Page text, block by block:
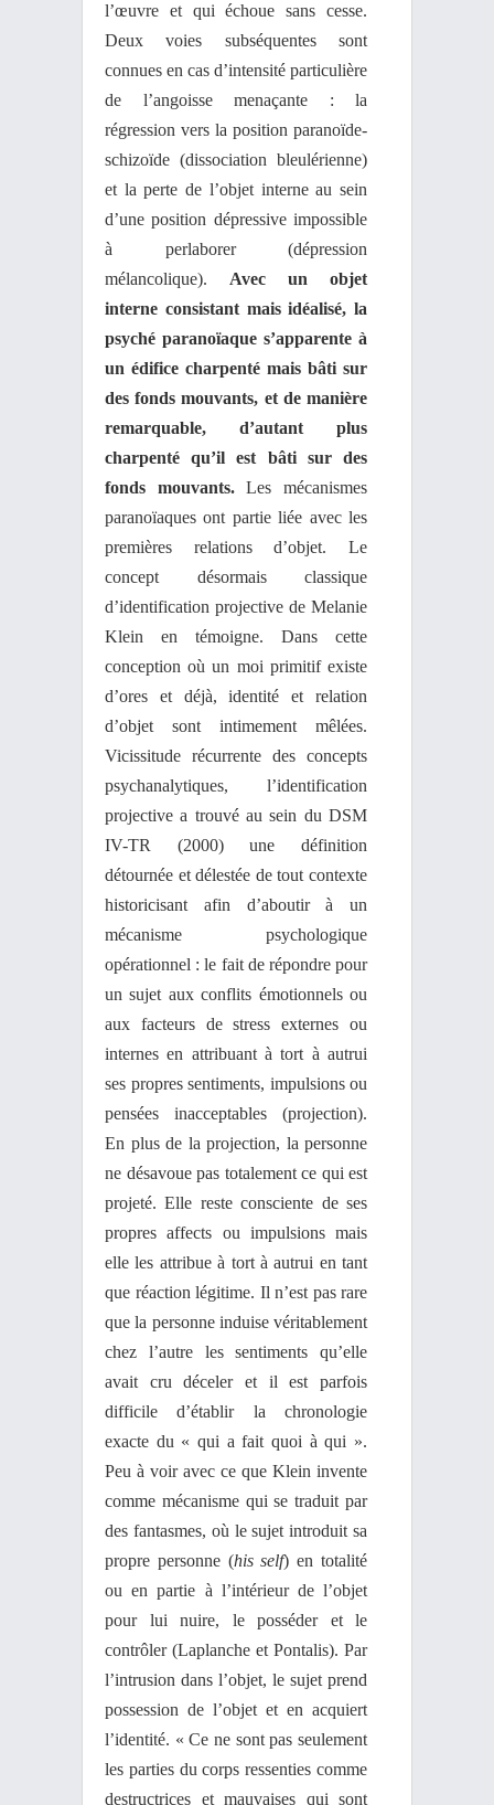
l’œuvre et qui échoue sans cesse.
Deux voies subséquentes sont
connues en cas d’intensité particulière
de l’angoisse menaçante : la
régression vers la position paranoïde-
schizoïde (dissociation bleulérienne)
et la perte de l’objet interne au sein
d’une position dépressive impossible
à perlaborer (dépression
mélancolique). Avec un objet
interne consistant mais idéalisé, la
psyché paranoïaque s’apparente à
un édifice charpenté mais bâti sur
des fonds mouvants, et de manière
remarquable, d’autant plus
charpenté qu’il est bâti sur des
fonds mouvants.Les mécanismes
paranoïaques ont partie liée avec les
premières relations d’objet. Le
concept désormais classique
d’identification projective de Melanie
Klein en témoigne. Dans cette
conception où un moi primitif existe
d’ores et déjà, identité et relation
d’objet sont intimement mêlées.
Vicissitude récurrente des concepts
psychanalytiques, l’identification
projective a trouvé au sein du DSM
IV-TR (2000) une définition
détournée et délestée de tout contexte
historicisant afin d’aboutir à un
mécanisme psychologique
opérationnel : le fait de répondre pour
un sujet aux conflits émotionnels ou
aux facteurs de stress externes ou
internes en attribuant à tort à autrui
ses propres sentiments, impulsions ou
pensées inacceptables (projection).
En plus de la projection, la personne
ne désavoue pas totalement ce qui est
projeté. Elle reste consciente de ses
propres affects ou impulsions mais
elle les attribue à tort à autrui en tant
que réaction légitime. Il n’est pas rare
que la personne induise véritablement
chez l’autre les sentiments qu’elle
avait cru déceler et il est parfois
difficile d’établir la chronologie
exacte du « qui a fait quoi à qui ».
Peu à voir avec ce que Klein invente
comme mécanisme qui se traduit par
des fantasmes, où le sujet introduit sa
propre personne (his self) en totalité
ou en partie à l’intérieur de l’objet
pour lui nuire, le posséder et le
contrôler (Laplanche et Pontalis). Par
l’intrusion dans l’objet, le sujet prend
possession de l’objet et en acquiert
l’identité. « Ce ne sont pas seulement
les parties du corps ressenties comme
destructrices et mauvaises qui sont